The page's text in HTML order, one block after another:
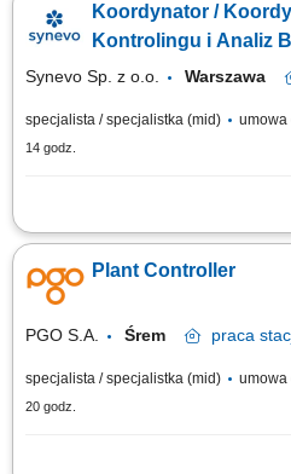
studiów wykonalności, koncepcji
funkcjonowania Spółki pod kątem
Koordynator /
Kontrolingu i Analiz
Synevo Sp. z o.o. Warszawa
specjalista / specjalistka (mid) umowa
14 godz.
Opis stanowiska: Budowanie
poszukiwanie trendów, wzorców,
(proaktywne); Obszar cen: nadzór nad
Plant Controller
PGO S.A. Śrem praca
specjalista / specjalistka (mid) umowa
20 godz.